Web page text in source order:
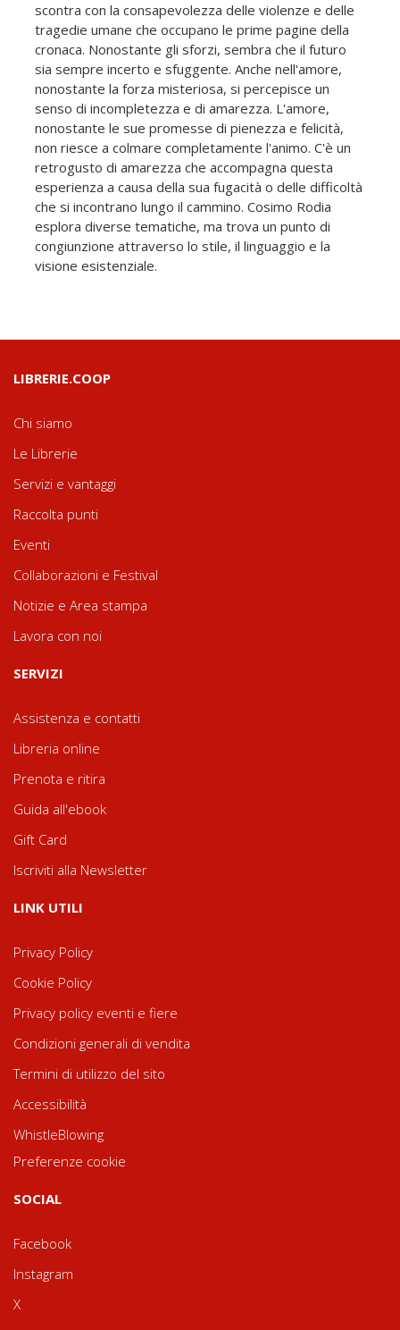
scontra con la consapevolezza delle violenze e delle
tragedie umane che occupano le prime pagine della
cronaca. Nonostante gli sforzi, sembra che il futuro
sia sempre incerto e sfuggente. Anche nell'amore,
nonostante la forza misteriosa, si percepisce un
senso di incompletezza e di amarezza. L'amore,
nonostante le sue promesse di pienezza e felicità,
non riesce a colmare completamente l'animo. C'è un
retrogusto di amarezza che accompagna questa
esperienza a causa della sua fugacità o delle difficoltà
che si incontrano lungo il cammino. Cosimo Rodia
esplora diverse tematiche, ma trova un punto di
congiunzione attraverso lo stile, il linguaggio e la
visione esistenziale.
LIBRERIE.COOP
Chi siamo
Le Librerie
Servizi e vantaggi
Raccolta punti
Eventi
Collaborazioni e Festival
Notizie e Area stampa
Lavora con noi
SERVIZI
Assistenza e contatti
Libreria online
Prenota e ritira
Guida all'ebook
Gift Card
Iscriviti alla Newsletter
LINK UTILI
Privacy Policy
Cookie Policy
Privacy policy eventi e fiere
Condizioni generali di vendita
Termini di utilizzo del sito
Accessibilità
WhistleBlowing
Preferenze cookie
SOCIAL
Facebook
Instagram
X